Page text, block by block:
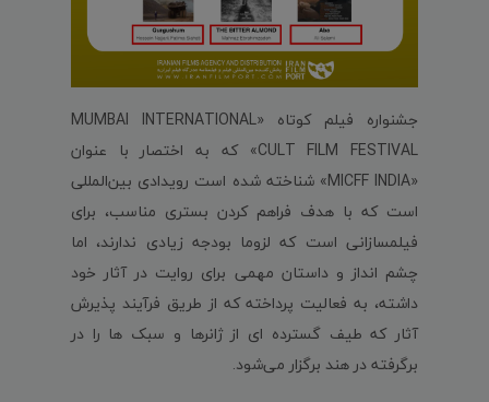
جشنواره فیلم کوتاه «MUMBAI INTERNATIONAL
CULT FILM FESTIVAL» که به اختصار با عنوان
«MICFF INDIA» شناخته شده است رویدادی بین‌المللی
است که با هدف فراهم کردن بستری مناسب، برای
فیلمسازانی است که لزوما بودجه زیادی ندارند، اما
چشم انداز و داستان مهمی برای روایت در آثار خود
داشته، به فعالیت پرداخته که از طریق فرآیند پذیرش
آثار که طیف گسترده ای از ژانرها و سبک ها را در
برگرفته در هند برگزار می‌شود.